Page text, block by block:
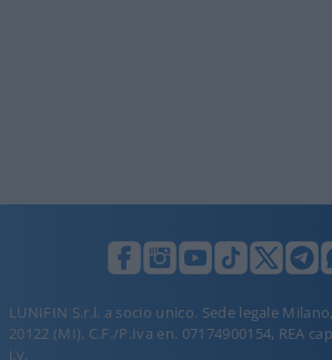
LUNIFIN S.r.l. a socio unico. Sede legale
20122 (MI), C.F./P.Iva en. 07174900154, REA
i.v.